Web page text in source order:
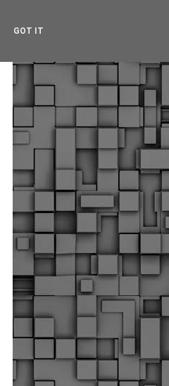
GOT IT